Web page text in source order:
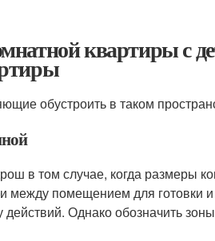
квартиры с
обустроить в таком
в том случае, когда размеры
между помещением для готовки
Однако обозначить